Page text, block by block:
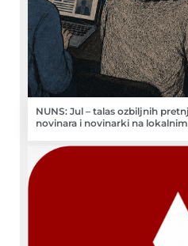
NUNS: Jul – talas ozbiljnih
novinara i novinarki na